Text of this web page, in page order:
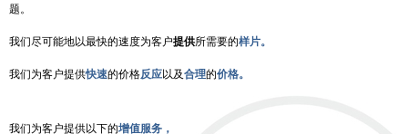
题。
我们尽可能地以最快的速度为客户提供所需要的样片。
我们为客户提供快速的价格反应以及合理的价格。
我们为客户提供以下的增值服务，